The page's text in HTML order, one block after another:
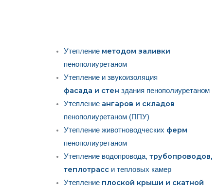
Утепление методом заливки
пенополиуретаном
Утепление и звукоизоляция
фасада и стен здания пенополиуретаном
Утепление ангаров и складов
пенополиуретаном (ППУ)
Утепление животноводческих ферм
пенополиуретаном
Утепление водопровода,трубопроводов,
теплотрасс и тепловых камер
Утепление плоской крыши и скатной